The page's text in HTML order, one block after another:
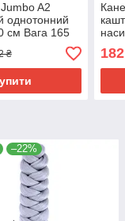
A2
однотонний
см Вага 165
₴ 182
–22%